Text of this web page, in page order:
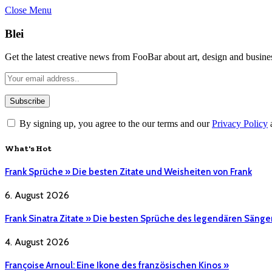
Close Menu
Blei
Get the latest creative news from FooBar about art, design and
By signing up, you agree to the our terms and ourPrivacy Policy
What's Hot
Frank Sprüche » Die besten Zitate und Weisheiten von Frank
6. August 2026
Frank Sinatra Zitate » Die besten Sprüche des legendären
4. August 2026
Françoise Arnoul: Eine Ikone des französischen Kinos »